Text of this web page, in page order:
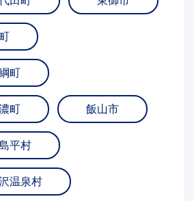
町
町 飯山市
平村
温泉村